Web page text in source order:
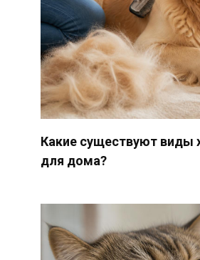
Какие существуют виды
для дома?